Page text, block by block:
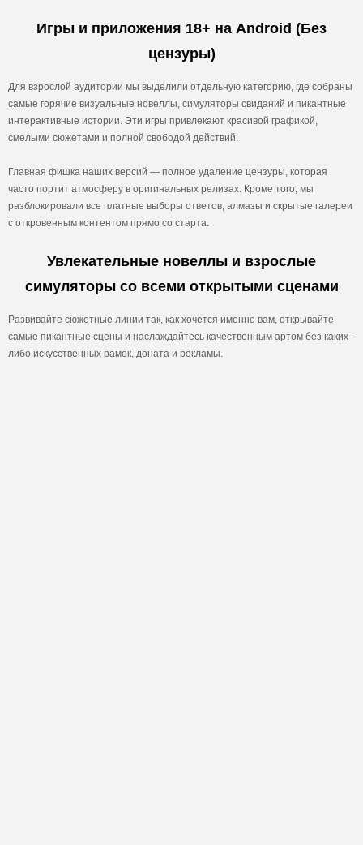
Игры и приложения 18+ на Android (Без
цензуры)
Для взрослой аудитории мы выделили отдельную категорию, где собраны
самые горячие визуальные новеллы, симуляторы свиданий и пикантные
интерактивные истории. Эти игры привлекают красивой графикой,
смелыми сюжетами и полной свободой действий.
Главная фишка наших версий — полное удаление цензуры, которая
часто портит атмосферу в оригинальных релизах. Кроме того, мы
разблокировали все платные выборы ответов, алмазы и скрытые галереи
с откровенным контентом прямо со старта.
Увлекательные новеллы и взрослые
симуляторы со всеми открытыми сценами
Развивайте сюжетные линии так, как хочется именно вам, открывайте
самые пикантные сцены и наслаждайтесь качественным артом без каких-
либо искусственных рамок, доната и рекламы.